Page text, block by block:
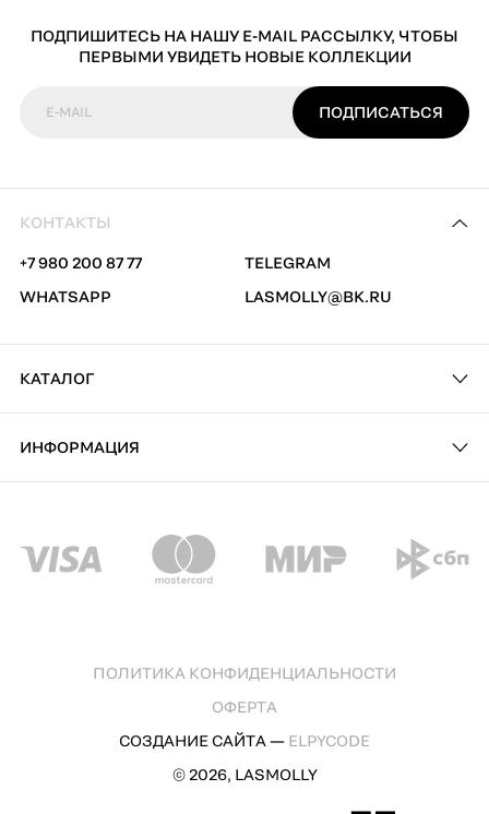
ПОДПИШИТЕСЬ НА НАШУ E-MAIL РАССЫЛКУ, ЧТОБЫ
ПЕРВЫМИ УВИДЕТЬ НОВЫЕ КОЛЛЕКЦИИ
E-MAIL ПОДПИСАТЬСЯ
КОНТАКТЫ
+7 980 200 87 77
TELEGRAM
WHATSAPP
LASMOLLY@BK.RU
КАТАЛОГ
ИНФОРМАЦИЯ
© 2026, LASMOLLY
ПОЛИТИКА КОНФИДЕНЦИАЛЬНОСТИ
ОФЕРТА
СОЗДАНИЕ САЙТА — ELPYCODE